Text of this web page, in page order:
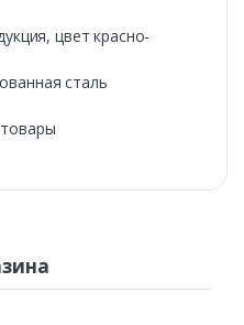
цвет красно-
сталь